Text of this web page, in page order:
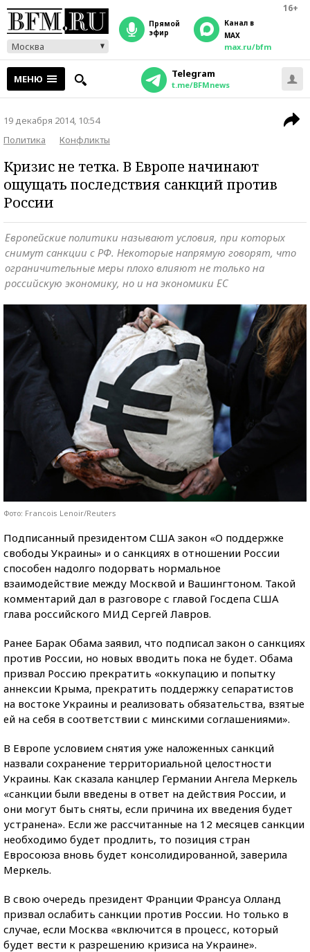
16+
Москва
прямой
эфир
Канал в
MAX
max.ru/bfm
МЕНЮ Telegram
t.me/BFMnews
19 декабря 2014, 10:54
Политика
Конфликты
Кризис не тетка. В Европе начинают
ощущать последствия санкций против
России
Европейские политики называют условия, при которых
снимут санкции с РФ. Некоторые напрямую говорят, что
ограничительные меры плохо влияют не только на
российскую экономику, но и на экономики ЕС
Фото: Francois Lenoir/Reuters
Подписанный президентом США закон «О поддержке
свободы Украины» и о санкциях в отношении России
способен надолго подорвать нормальное
взаимодействие между Москвой и Вашингтоном. Такой
комментарий дал в разговоре с главой Госдепа США
глава российского МИД Сергей Лавров.
Ранее Барак Обама заявил, что подписал закон о санкциях
против России, но новых вводить пока не будет. Обама
призвал Россию прекратить «оккупацию и попытку
аннексии Крыма, прекратить поддержку сепаратистов
на востоке Украины и реализовать обязательства, взятые
ей на себя в соответствии с минскими соглашениями».
В Европе условием снятия уже наложенных санкций
назвали сохранение территориальной целостности
Украины. Как сказала канцлер Германии Ангела Меркель
«санкции были введены в ответ на действия России, и
они могут быть сняты, если причина их введения будет
устранена». Если же рассчитанные на 12 месяцев санкции
необходимо будет продлить, то позиция стран
Евросоюза вновь будет консолидированной, заверила
Меркель.
В свою очередь президент Франции Франсуа Олланд
призвал ослабить санкции против России. Но только в
случае, если Москва «включится в процесс, который
будет вести к разрешению кризиса на Украине».